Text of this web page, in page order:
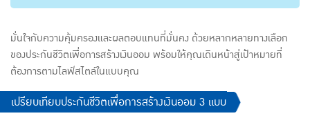
มั่นใจกับความคุ้มครองและผลตอบแทนที่มั่นคง ด้วยหลากหลายทางเลือก
ของประกันชีวิตเพื่อการสร้างเงินออม พร้อมให้คุณเดินหน้าสู่เป้าหมายที่
ต้องการตามไลฟ์สไตล์ในแบบคุณ
เปรียบเทียบประกันชีวิตเพื่อการสร้างเงินออม 3 แบบ